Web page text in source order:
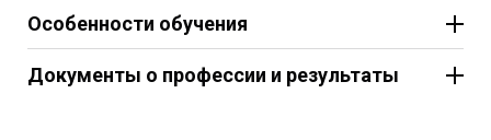
Особенности обучения
Документы о профессии и результаты